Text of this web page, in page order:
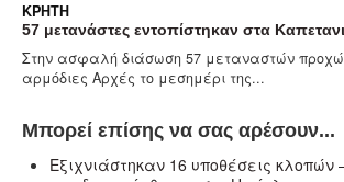
ΚΡΉΤΗ
57 μετανάστες εντοπίστηκαν στα
Στην ασφαλή διάσωση 57 μεταναστών
αρμόδιες Αρχές το μεσημέρι της...
Μπορεί επίσης να σας αρέσουν...
Eξιχνιάστηκαν 16 υποθέσεις κλοπών